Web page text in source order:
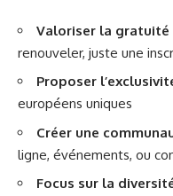
Valoriser la gratuité
renouveler, juste une
Proposer
européens uniques
Créer une
ligne, événements, ou
Focus sur la